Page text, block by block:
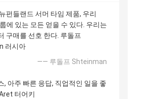
펀들랜드 서머 타임 제품, 우리
에 있는 모든 얻을 수 있다. 우리는
구매를 선호 한다. 루돌프
러시아
—— 루돌프 Shteinman
, 아주 빠른 응답, 직업적인 일을 좋
터어키